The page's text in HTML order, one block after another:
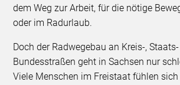
dem Weg zur Arbeit, für die nötige
oder im Radurlaub.
Doch der Radwegebau an Kreis-,
Bundesstraßen geht in Sachsen nur
Viele Menschen im Freistaat fühlen